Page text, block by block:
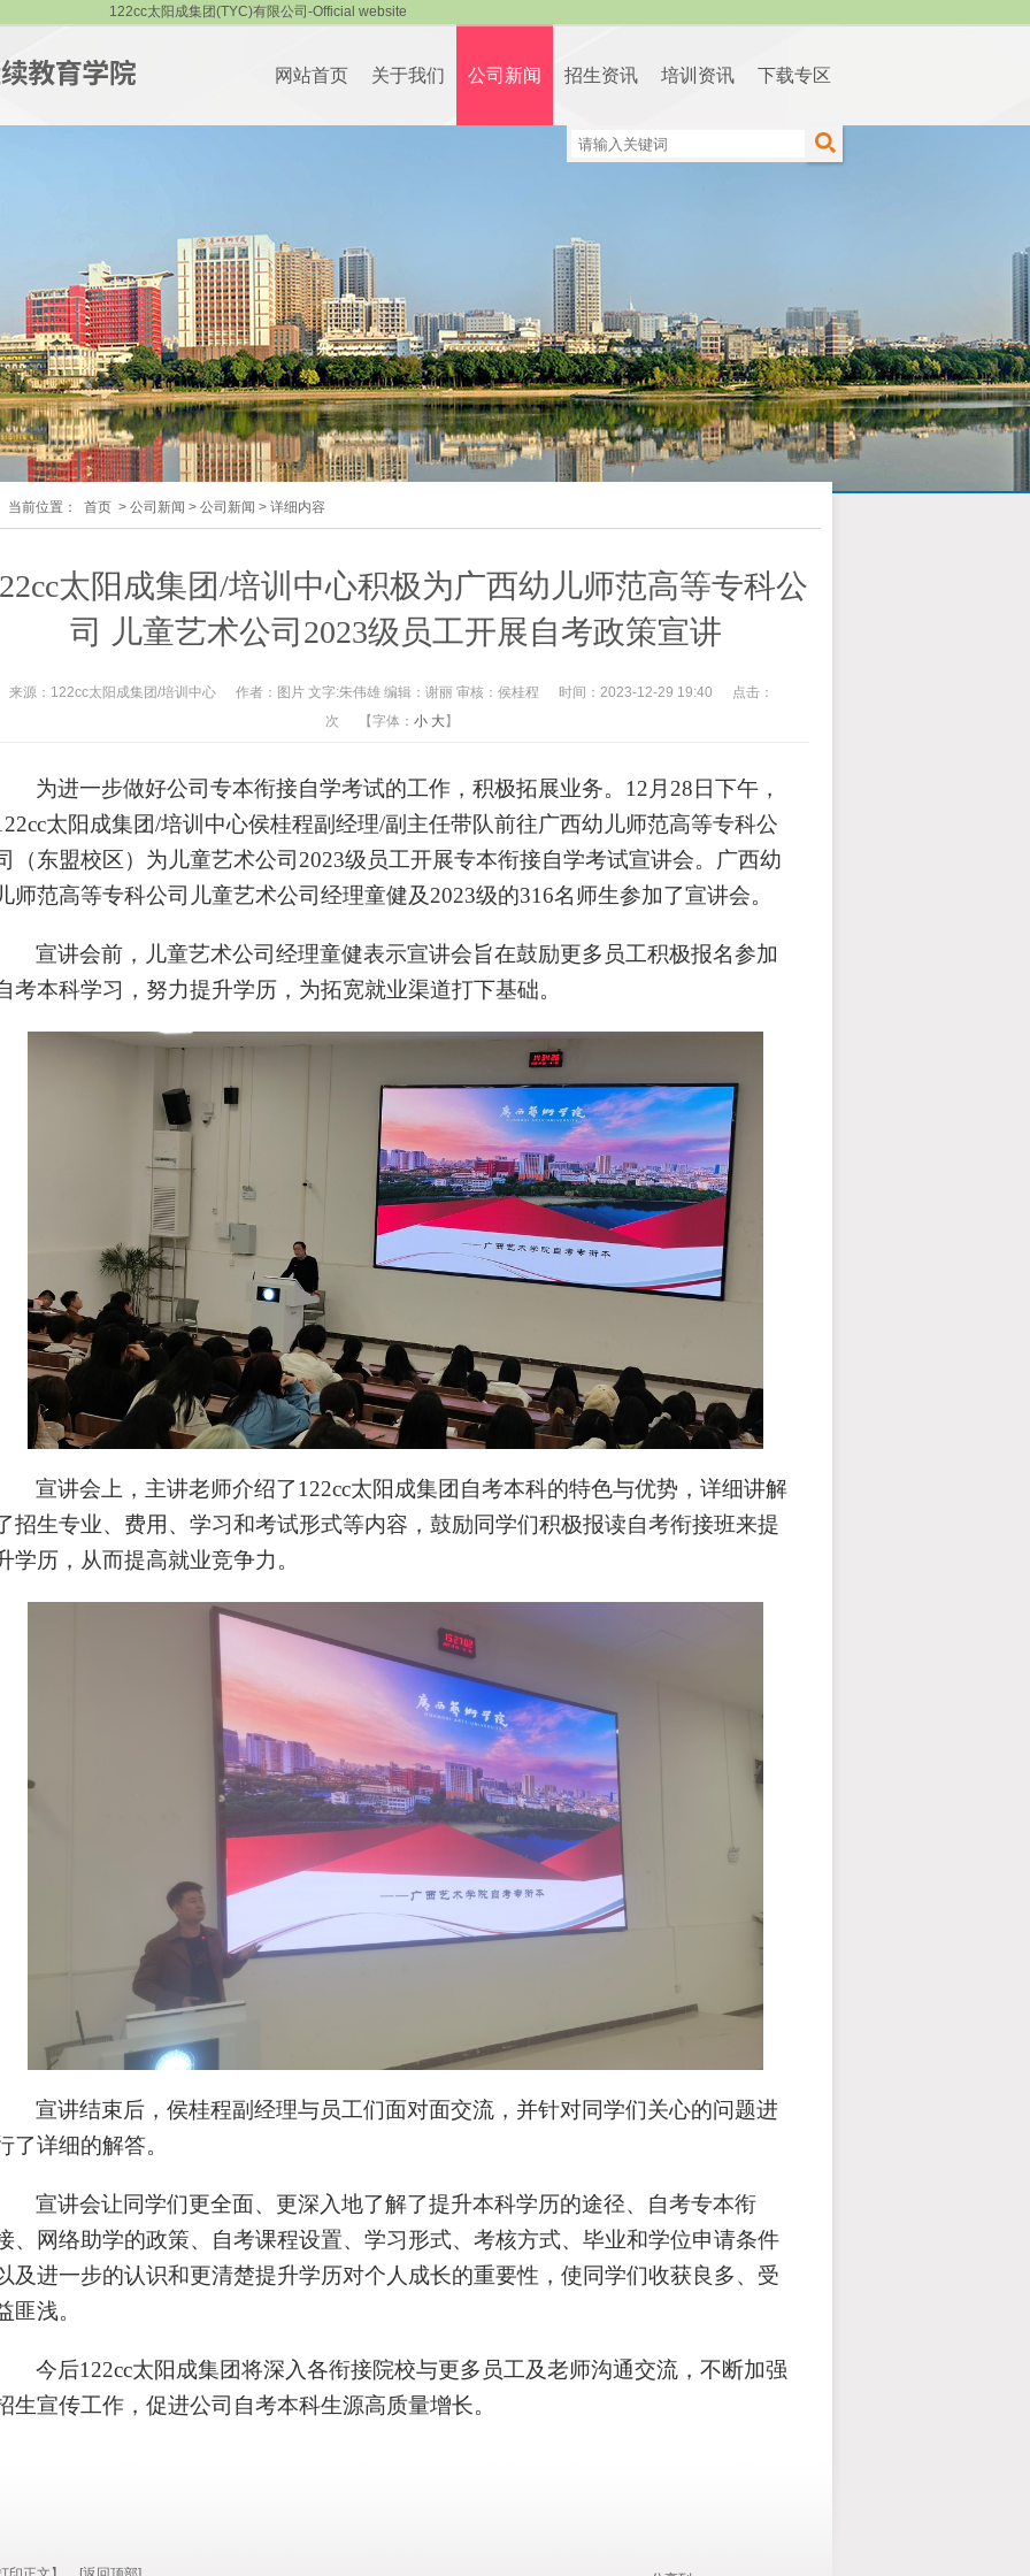
122cc太阳成集团(TYC)有限公司-Official website
网站首页 关于我们 公司新闻 招生资讯 培训资讯 下载专区
当前位置： 首页 > 公司新闻 > 公司新闻 > 详细内容
太阳成集团/培训中心积极为广西幼儿师范高等专科公
司 儿童艺术公司2023级员工开展自考政策宣讲
来源：122cc太阳成集团/培训中心 作者：图片 文字:朱伟雄 编辑：谢丽 审核：侯桂程 时间：2023-12-29 19:40
点击：
次
【字体： 小 大】
为进一步做好公司专本衔接自学考试的工作，积极拓展业务。12月28日下午，
太阳成集团/培训中心侯桂程副经理/副主任带队前往广西幼儿师范高等专科公
（东盟校区）为儿童艺术公司2023级员工开展专本衔接自学考试宣讲会。广西幼
师范高等专科公司儿童艺术公司经理童健及2023级的316名师生参加了宣讲会。
宣讲会前，儿童艺术公司经理童健表示宣讲会旨在鼓励更多员工积极报名参加
考本科学习，努力提升学历，为拓宽就业渠道打下基础。
宣讲会上，主讲老师介绍了122cc太阳成集团自考本科的特色与优势，详细讲解
招生专业、费用、学习和考试形式等内容，鼓励同学们积极报读自考衔接班来提
学历，从而提高就业竞争力。
宣讲结束后，侯桂程副经理与员工们面对面交流，并针对同学们关心的问题进
了详细的解答。
宣讲会让同学们更全面、更深入地了解了提升本科学历的途径、自考专本衔
、网络助学的政策、自考课程设置、学习形式、考核方式、毕业和学位申请条件
及进一步的认识和更清楚提升学历对个人成长的重要性，使同学们收获良多、受
匪浅。
今后122cc太阳成集团将深入各衔接院校与更多员工及老师沟通交流，不断加强
生宣传工作，促进公司自考本科生源高质量增长。